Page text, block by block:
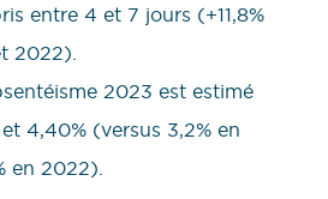
entre 4 et 7 jours (+11,8%
2022).
2023 est estimé
4,40% (versus 3,2% en
en 2022).